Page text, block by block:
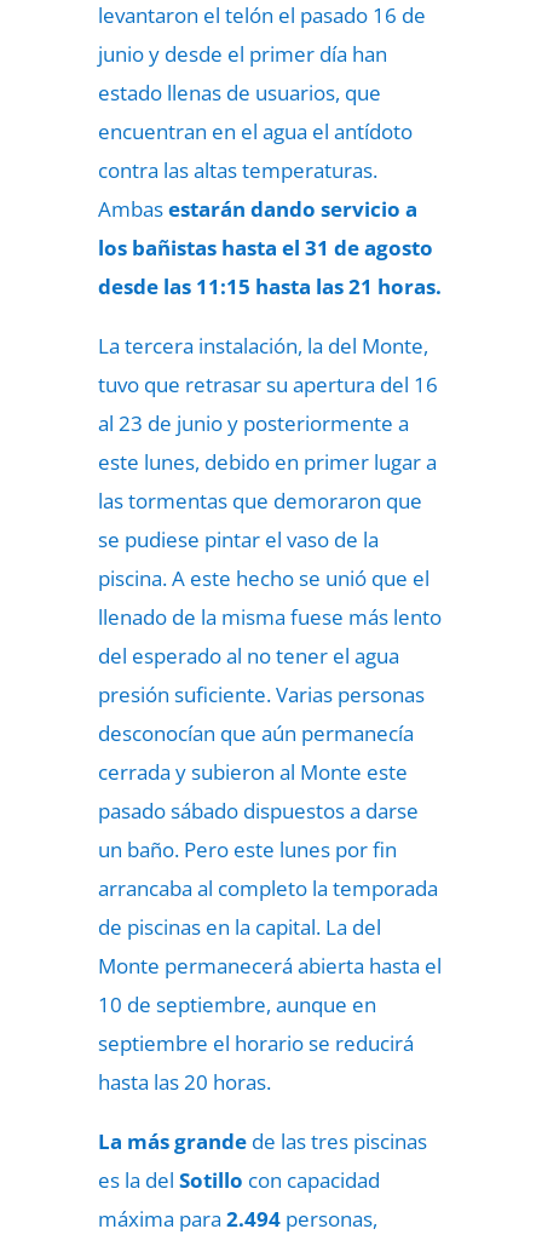
levantaron el telón el pasado 16 de
junio y desde el primer día han
estado llenas de usuarios, que
encuentran en el agua el antídoto
contra las altas temperaturas.
Ambasestarán dando servicio a
los bañistas hasta el 31 de agosto
desde las 11:15 hasta las 21 horas.
La tercera instalación, la del Monte,
tuvo que retrasar su apertura del 16
al 23 de junio y posteriormente a
este lunes, debido en primer lugar a
las tormentas que demoraron que
se pudiese pintar el vaso de la
piscina. A este hecho se unió que el
llenado de la misma fuese más lento
del esperado al no tener el agua
presión suficiente. Varias personas
desconocían que aún permanecía
cerrada y subieron al Monte este
pasado sábado dispuestos a darse
un baño. Pero este lunes por fin
arrancaba al completo la temporada
de piscinas en la capital. La del
Monte permanecerá abierta hasta el
10 de septiembre, aunque en
septiembre el horario se reducirá
hasta las 20 horas.
La más grandede las tres piscinas
es la del Sotillo con capacidad
máxima para 2.494personas,